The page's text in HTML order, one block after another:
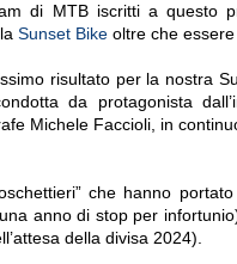
di MTB iscritti a questo
Sunset Bike oltre che
risultato per la nostra
da protagonista
Michele Faccioli, in
che hanno
anno di stop per
della divisa 2024).